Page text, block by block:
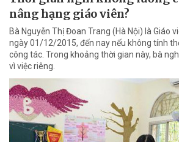
nâng hạng giáo viên?
Bà Nguyễn Thị Đoan Trang (Hà Nội) là Giáo
ngày 01/12/2015, đến nay nếu không tính
công tác. Trong khoảng thời gian này, bà
vì việc riêng.